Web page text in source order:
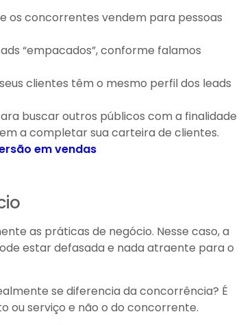
os concorrentes vendem para pessoas
“empacados”, conforme falamos
clientes têm o mesmo perfil dos leads
buscar outros públicos com a finalidade
a completar sua carteira de clientes.
em vendas
as práticas de negócio. Nesse caso, a
estar defasada e nada atraente para o
se diferencia da concorrência? É
ou serviço e não o do concorrente.